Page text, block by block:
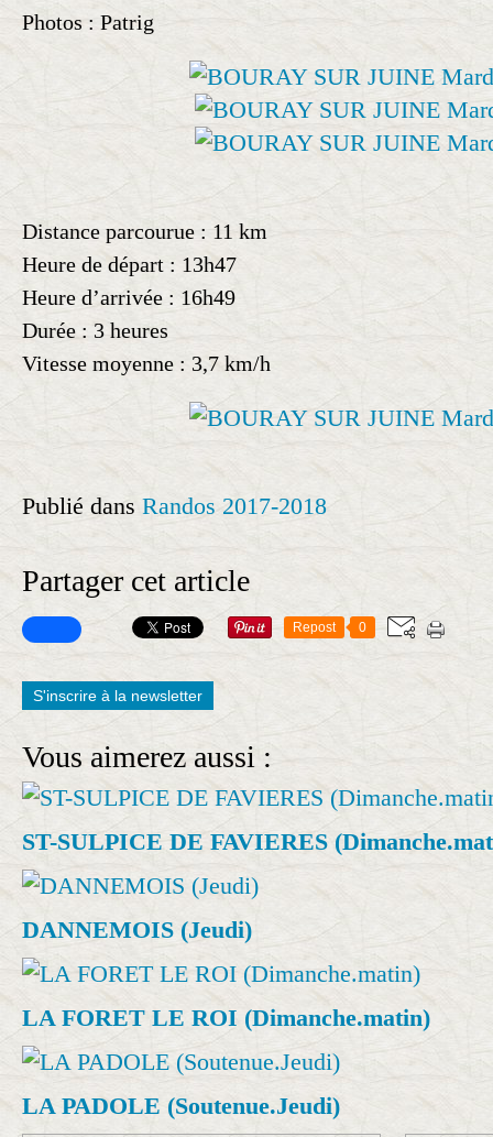
Photos : Patrig
Distance parcourue : 11 km
Heure de départ : 13h47
Heure d’arrivée : 16h49
Durée : 3 heures
Vitesse moyenne : 3,7 km/h
Publié dans Randos 2017-2018
Partager cet article
Repost 0
S'inscrire à la newsletter
Vous aimerez aussi :
ST-SULPICE DE FAVIERES
DANNEMOIS (Jeudi)
LA FORET LE ROI (Dimanche.matin)
LA PADOLE (Soutenue.Jeudi)